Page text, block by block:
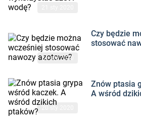
21 sty 2020
Czy będzie
stosować
Czy będzie można wcześniej
Znów ptasia
A wśród
Znów ptasia grypa wśród kaczek. A